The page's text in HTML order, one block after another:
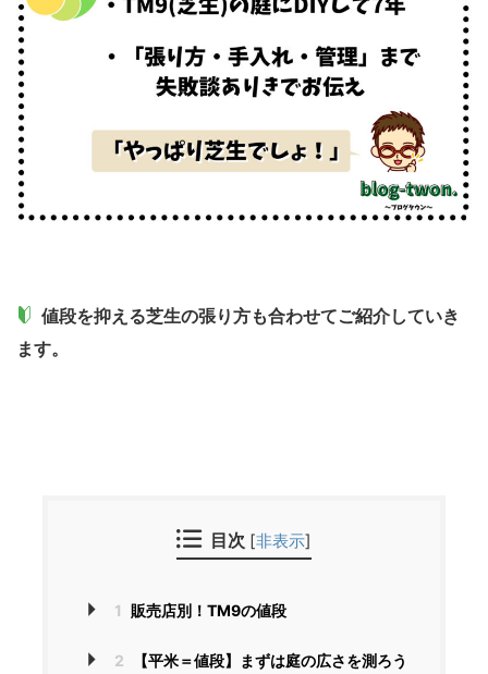
値段を抑える芝生の張り方も合わせてご紹介していき
ます。
目次 [非表示]
1 販売店別！TM9の値段
2 【平米＝値段】まずは庭の広さを測ろう